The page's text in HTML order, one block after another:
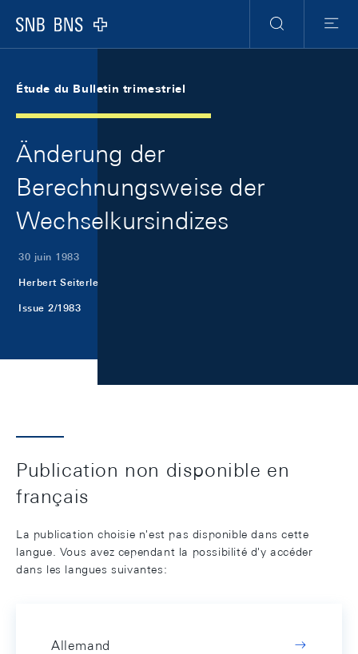
Logo
RechercheMenu
Étude du Bulletin trimestriel
Änderung der
Berechnungsweise der
Wechselkursindizes
30 juin 1983
Herbert Seiterle
Issue 2/1983
Publication non disponible en
français
La publication choisie n'est pas disponible dans cette
langue. Vous avez cependant la possibilité d'y accéder
dans les langues suivantes:
Allemand